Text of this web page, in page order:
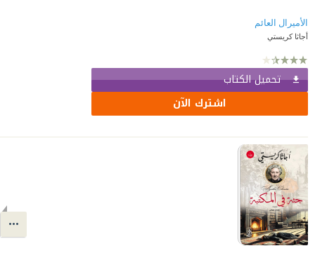
أجاثا كريستي
تحميل الكتاب
اشترك الآن